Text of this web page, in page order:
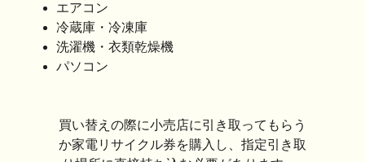
エアコン
冷蔵庫・冷凍庫
洗濯機・衣類乾燥機
パソコン
買い替えの際に小売店に引き取ってもらう
か家電リサイクル券を購入し、指定引き取